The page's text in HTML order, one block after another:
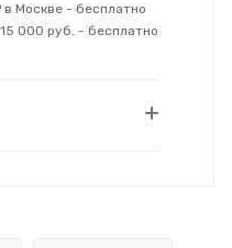
Москве - бесплатно
000 руб. - бесплатно